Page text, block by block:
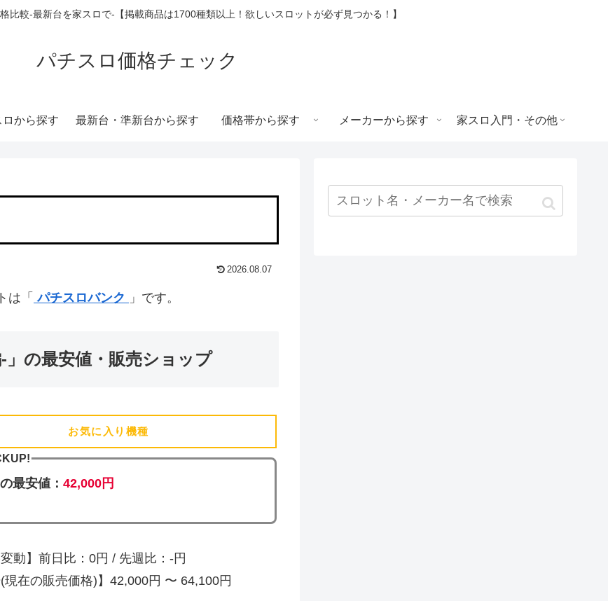
比較-最新台を家スロで-【掲載商品は1700種類以上！欲しいスロットが必ず見つかる！】
パチスロ価格チェック
ロから探す 最新台・準新台から探す 価格帯から探す メーカーから探す 家スロ入門・その他
2026.08.07
は「 パチスロバンク 」です。
の最安値・販売ショップ
お気に入り機種
最安値：42,000円
変動】前日比：0円 / 先週比：-円
(現在の販売価格)】42,000円 〜 64,100円